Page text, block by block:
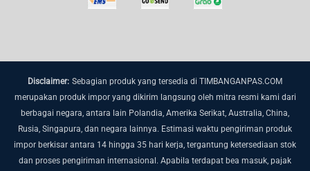
Disclaimer: Sebagian produk yang tersedia di TIMBANGANPAS.COM
merupakan produk impor yang dikirim langsung oleh mitra resmi kami dari
berbagai negara, antara lain Polandia, Amerika Serikat, Australia, China,
Rusia, Singapura, dan negara lainnya. Estimasi waktu pengiriman produk
impor berkisar antara 14 hingga 35 hari kerja, tergantung ketersediaan stok
dan proses pengiriman internasional. Apabila terdapat bea masuk, pajak